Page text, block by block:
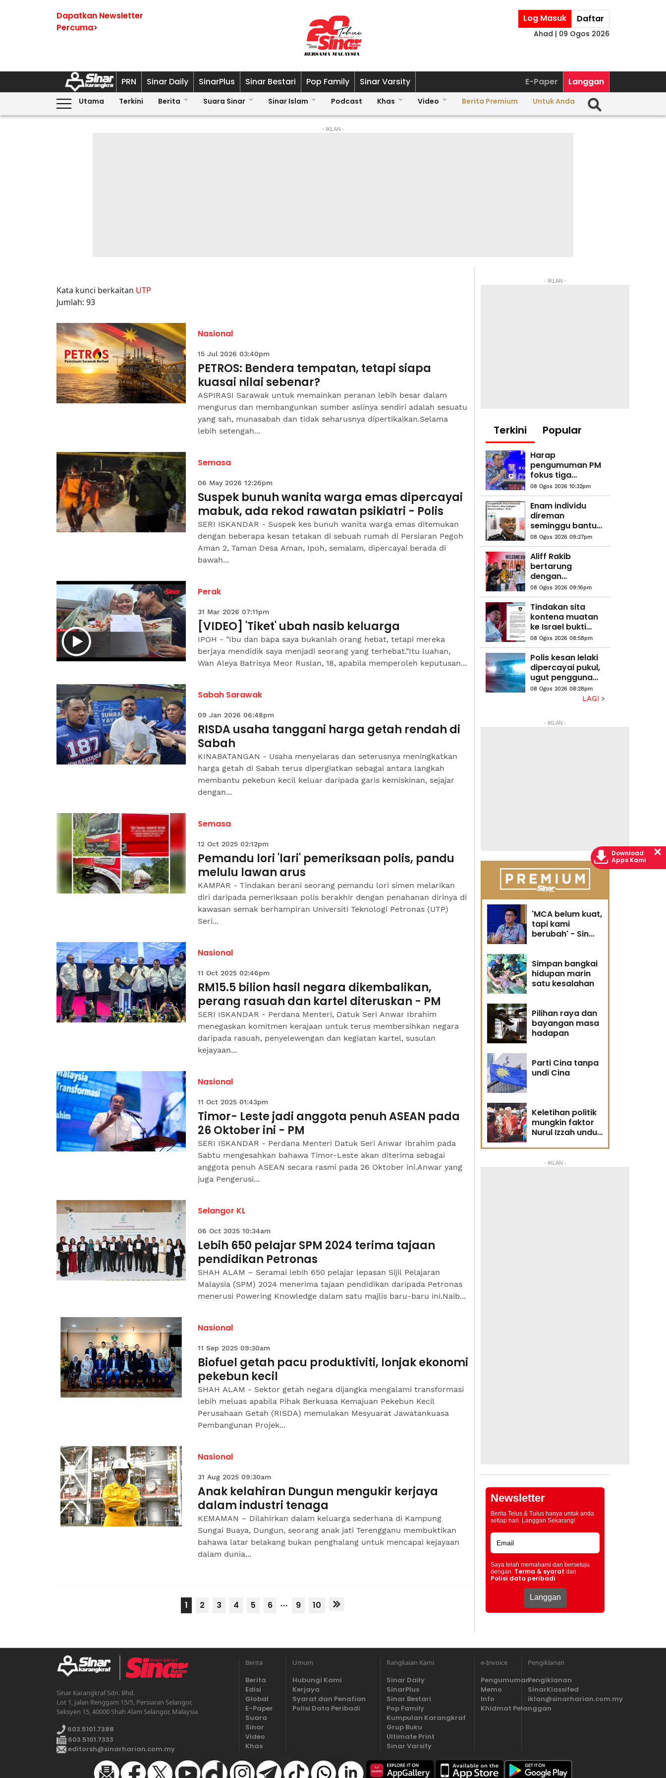
Dapatkan Newsletter
Percuma>
Log Masuk Daftar
Ahad | 09 Ogos 2026
PRN Sinar Daily SinarPlus Sinar Bestari Pop Family Sinar Varsity E-Paper Langgan
Utama Terkini Berita Suara Sinar Sinar Islam Podcast Khas Video Berita Premium Untuk Anda
- IKLAN -
Kata kunci berkaitan UTP
Jumlah: 93
Nasional
15 Jul 2026 03:40pm
PETROS: Bendera tempatan, tetapi siapa
kuasai nilai sebenar?
ASPIRASI Sarawak untuk memainkan peranan lebih besar dalam
mengurus dan membangunkan sumber aslinya sendiri adalah sesuatu
yang sah, munasabah dan tidak seharusnya dipertikaikan.Selama
lebih setengah...
Semasa
06 May 2026 12:26pm
Suspek bunuh wanita warga emas dipercayai
mabuk, ada rekod rawatan psikiatri - Polis
SERI ISKANDAR - Suspek kes bunuh wanita warga emas ditemukan
dengan beberapa kesan tetakan di sebuah rumah di Persiaran Pegoh
Aman 2, Taman Desa Aman, Ipoh, semalam, dipercayai berada di
bawah...
Perak
31 Mar 2026 07:11pm
[VIDEO] 'Tiket' ubah nasib keluarga
IPOH - "Ibu dan bapa saya bukanlah orang hebat, tetapi mereka
berjaya mendidik saya menjadi seorang yang terhebat."Itu luahan,
Wan Aleya Batrisya Meor Ruslan, 18, apabila memperoleh keputusan...
Sabah Sarawak
09 Jan 2026 06:48pm
RISDA usaha tanggani harga getah rendah di
Sabah
KINABATANGAN - Usaha menyelaras dan seterusnya meningkatkan
harga getah di Sabah terus dipergiatkan sebagai antara langkah
membantu pekebun kecil keluar daripada garis kemiskinan, sejajar
dengan...
Semasa
12 Oct 2025 02:12pm
Pemandu lori 'lari' pemeriksaan polis, pandu
melulu lawan arus
KAMPAR - Tindakan berani seorang pemandu lori simen melarikan
diri daripada pemeriksaan polis berakhir dengan penahanan dirinya di
kawasan semak berhampiran Universiti Teknologi Petronas (UTP)
Seri...
Nasional
11 Oct 2025 02:46pm
RM15.5 bilion hasil negara dikembalikan,
perang rasuah dan kartel diteruskan - PM
SERI ISKANDAR - Perdana Menteri, Datuk Seri Anwar Ibrahim
menegaskan komitmen kerajaan untuk terus membersihkan negara
daripada rasuah, penyelewengan dan kegiatan kartel, susulan
kejayaan...
Nasional
11 Oct 2025 01:43pm
Timor- Leste jadi anggota penuh ASEAN pada
26 Oktober ini - PM
SERI ISKANDAR - Perdana Menteri Datuk Seri Anwar Ibrahim pada
Sabtu mengesahkan bahawa Timor-Leste akan diterima sebagai
anggota penuh ASEAN secara rasmi pada 26 Oktober ini.Anwar yang
juga Pengerusi...
Selangor KL
06 Oct 2025 10:34am
Lebih 650 pelajar SPM 2024 terima tajaan
pendidikan Petronas
SHAH ALAM – Seramai lebih 650 pelajar lepasan Sijil Pelajaran
Malaysia (SPM) 2024 menerima tajaan pendidikan daripada Petronas
menerusi Powering Knowledge dalam satu majlis baru-baru ini.Naib...
Nasional
11 Sep 2025 09:30am
Biofuel getah pacu produktiviti, lonjak ekonomi
pekebun kecil
SHAH ALAM - Sektor getah negara dijangka mengalami transformasi
lebih meluas apabila Pihak Berkuasa Kemajuan Pekebun Kecil
Perusahaan Getah (RISDA) memulakan Mesyuarat Jawatankuasa
Pembangunan Projek...
Nasional
31 Aug 2025 09:30am
Anak kelahiran Dungun mengukir kerjaya
dalam industri tenaga
KEMAMAN – Dilahirkan dalam keluarga sederhana di Kampung
Sungai Buaya, Dungun, seorang anak jati Terengganu membuktikan
bahawa latar belakang bukan penghalang untuk mencapai kejayaan
dalam dunia...
1 2 3 4 5 6 ... 9 10
- IKLAN -
Terkini Popular
Harap
pengumuman PM
fokus tiga
komponen utama
melibatkan
struktur ATM -
Menteri
Pertahanan
08 Ogos 2026 10:32pm
Enam individu
direman
seminggu bantu
siasatan kes culik
08 Ogos 2026 09:27pm
Aliff Rakib
bertarung
dengan
Prajanchai
Oktober ini
08 Ogos 2026 09:16pm
Tindakan sita
kontena muatan
ke Israel bukti
ketegasan
Malaysia - Anwar
08 Ogos 2026 08:58pm
Polis kesan lelaki
dipercayai pukul,
ugut pengguna
jalan raya
08 Ogos 2026 08:28pm
LAGI
- IKLAN -
'MCA belum kuat,
tapi kami
berubah' - Sin
Simpan bangkai
hidupan marin
satu kesalahan
Pilihan raya dan
bayangan masa
hadapan
Parti Cina tanpa
undi Cina
Keletihan politik
mungkin faktor
Nurul Izzah undur
Penganalisis
politik
- IKLAN -
Newsletter
Berita Telus & Tulus hanya untuk anda
setiap hari. Langgan Sekarang!
Saya telah memahami dan bersetuju
dengan Terma & syarat dan
Polisi data peribadi
Sinar Karangkraf Sdn. Bhd.
Lot 1, Jalan Renggam 15/5, Persiaran Selangor,
Seksyen 15, 40000 Shah Alam Selangor, Malaysia
603.5101.7388
603.5101.7333
editorsh@sinarharian.com.my
Berita
Berita
Edisi
Global
E-Paper
Suara
Sinar
Video
Khas
Umum
Hubungi Kami
Kerjaya
Syarat dan Penafian
Polisi Data Peribadi
Rangkaian Kami
Sinar Daily
SinarPlus
Sinar Bestari
Pop Family
Kumpulan Karangkraf
Grup Buku
Ultimate Print
Sinar Varsity
e-Invoice
Pengumuman
Memo
Info
Khidmat Pelanggan
Pengiklanan
Pengiklanan
SinarKlassifed
iklan@sinarharian.com.my
Download
Apps Kami